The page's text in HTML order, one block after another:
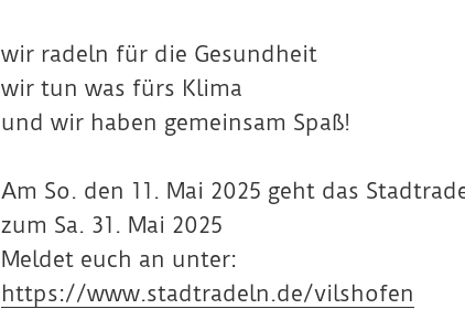
wir radeln für die Gesundheit
wir tun was fürs Klima
und wir haben gemeinsam Spaß!
Am So. den 11. Mai 2025 geht das
zum Sa. 31. Mai 2025
Meldet euch an unter:
https://www.stadtradeln.de/vilshofen